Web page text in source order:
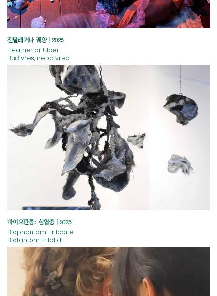
진달래거나 궤양 | 2025
Heather or Ulcer
Buď vřes, nebo vřed
바이오판톰: 삼엽충 | 2025
Biophantom: Trilobite
Biofantom: trilobit